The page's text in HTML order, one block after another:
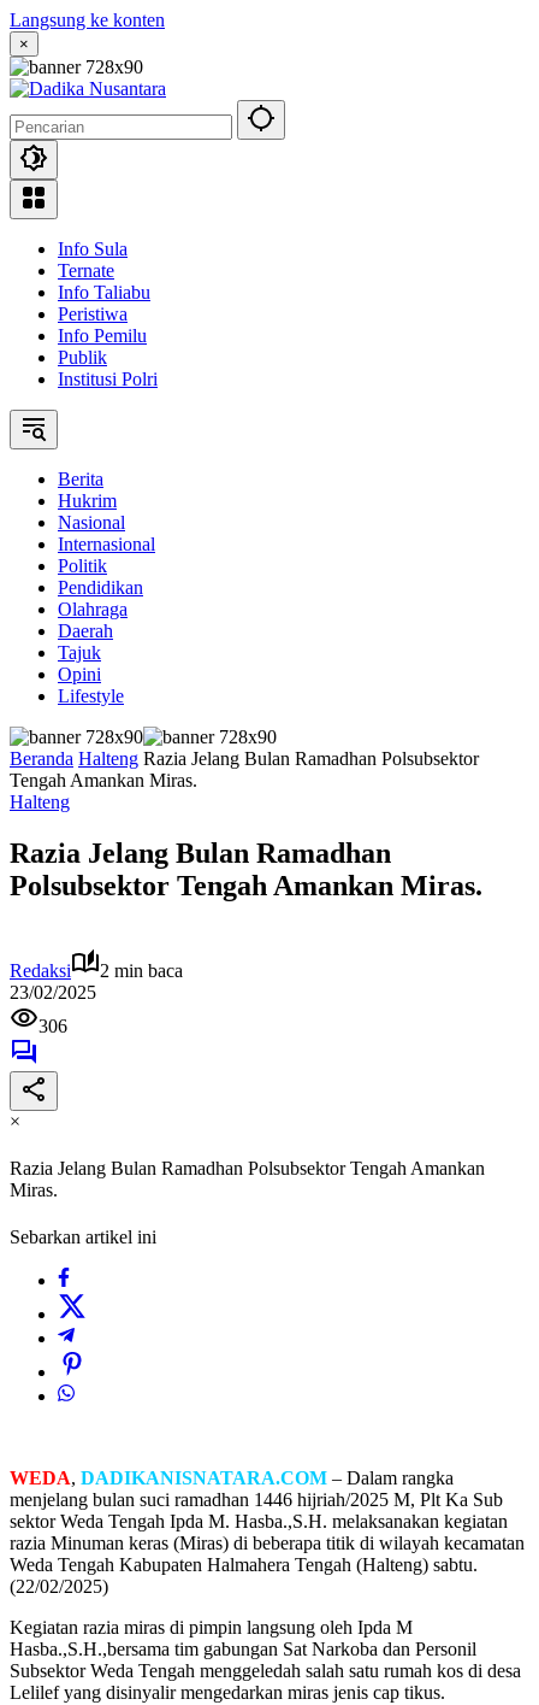
Langsung ke konten
×
Info Sula
Ternate
Info Taliabu
Peristiwa
Info Pemilu
Publik
Institusi Polri
Berita
Hukrim
Nasional
Internasional
Politik
Pendidikan
Olahraga
Daerah
Tajuk
Opini
Lifestyle
Beranda Halteng Razia Jelang Bulan Ramadhan Polsubsektor
Tengah Amankan Miras.
Halteng
Razia Jelang Bulan Ramadhan
Polsubsektor Tengah Amankan Miras.
Redaksi
2 min baca
23/02/2025
306
×
Razia Jelang Bulan Ramadhan Polsubsektor Tengah Amankan
Miras.
Sebarkan artikel ini
WEDA, DADIKANISNATARA.COM – Dalam rangka
menjelang bulan suci ramadhan 1446 hijriah/2025 M, Plt Ka Sub
sektor Weda Tengah Ipda M. Hasba.,S.H. melaksanakan kegiatan
razia Minuman keras (Miras) di beberapa titik di wilayah kecamatan
Weda Tengah Kabupaten Halmahera Tengah (Halteng) sabtu.
(22/02/2025)
Kegiatan razia miras di pimpin langsung oleh Ipda M
Hasba.,S.H.,bersama tim gabungan Sat Narkoba dan Personil
Subsektor Weda Tengah menggeledah salah satu rumah kos di desa
Lelilef yang disinyalir mengedarkan miras jenis cap tikus.